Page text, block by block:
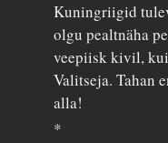
Kuningriigid
olgu pealtnäha
veepiisk kivil,
Valitseja. Tahan
alla!
*